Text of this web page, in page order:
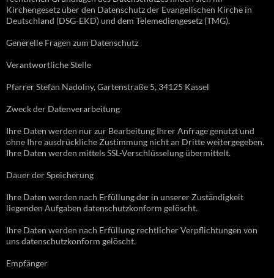
Kirchengesetz über den Datenschutz der Evangelischen Kirche in
Deutschland (DSG-EKD) und dem Telemediengesetz (TMG).
Generelle Fragen zum Datenschutz
Verantwortliche Stelle
Pfarrer Stefan Nadolny, Gartenstraße 5, 34125 Kassel
Zweck der Datenverarbeitung
Ihre Daten werden nur zur Bearbeitung Ihrer Anfrage genutzt und
ohne Ihre ausdrückliche Zustimmung nicht an Dritte weitergegeben.
Ihre Daten werden mittels SSL-Verschlüsselung übermittelt.
Dauer der Speicherung
Ihre Daten werden nach Erfüllung der in unserer Zuständigkeit
liegenden Aufgaben datenschutzkonform gelöscht.
Ihre Daten werden nach Erfüllung rechtlicher Verpflichtungen von
uns datenschutzkonform gelöscht.
Empfänger